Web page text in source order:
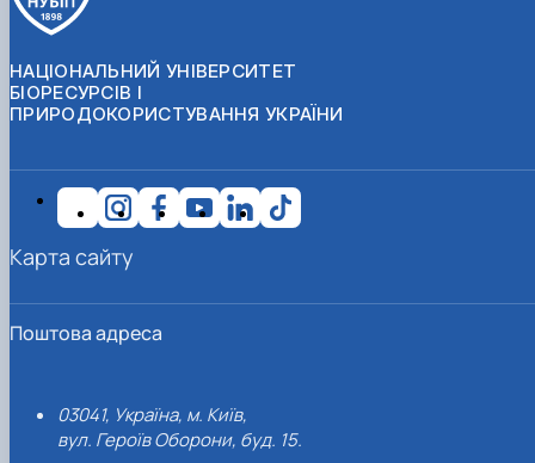
НАЦІОНАЛЬНИЙ УНІВЕРСИТЕТ
БІОРЕСУРСІВ І
ПРИРОДОКОРИСТУВАННЯ УКРАЇНИ
Поштова адреса
03041, Україна, м. Київ,
вул. Героїв Оборони, буд. 15.
Карта сайту